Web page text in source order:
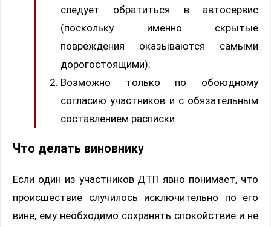
следует обратиться в автосервис
(поскольку именно скрытые
повреждения оказываются самыми
дорогостоящими);
Возможно только по обоюдному
согласию участников и с обязательным
составлением расписки.
Что делать виновнику
Если один из участников ДТП явно понимает, что
происшествие случилось исключительно по его
вине, ему необходимо сохранять спокойствие и не